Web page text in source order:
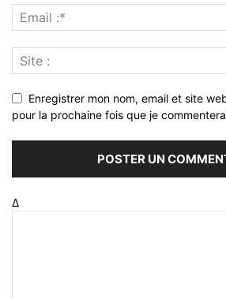
Enregistrer mon nom, email et site
pour la prochaine fois que je
Δ